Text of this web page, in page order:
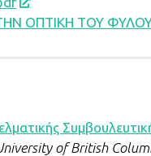
ΟΠΤΙΚΗ ΤΟΥ
of British